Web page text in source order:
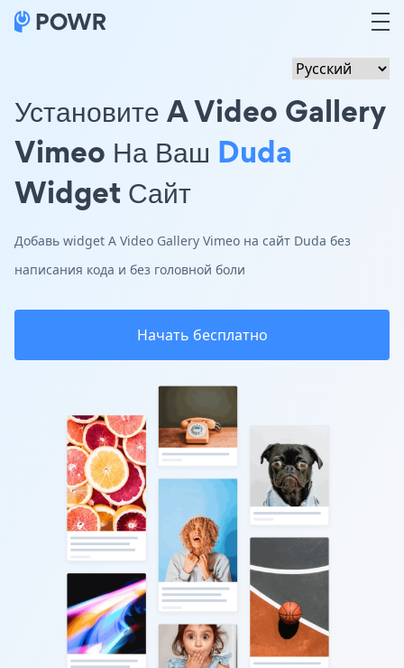
Установите A Video Gallery
Vimeo На Ваш Duda
Widget Сайт
Добавь widget A Video Gallery Vimeo на сайт Duda без
написания кода и без головной боли
Начать бесплатно